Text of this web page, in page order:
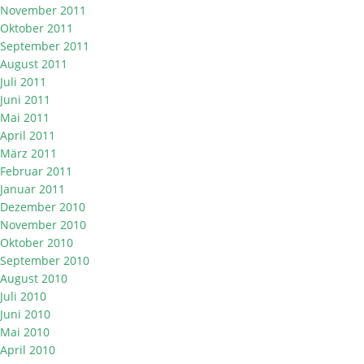
November 2011
Oktober 2011
September 2011
August 2011
Juli 2011
Juni 2011
Mai 2011
April 2011
März 2011
Februar 2011
Januar 2011
Dezember 2010
November 2010
Oktober 2010
September 2010
August 2010
Juli 2010
Juni 2010
Mai 2010
April 2010